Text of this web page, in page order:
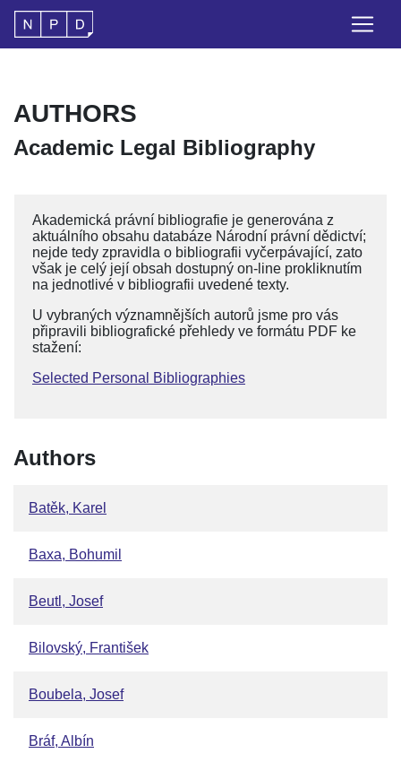
AUTHORS
Academic Legal Bibliography
Akademická právní bibliografie je generována z
aktuálního obsahu databáze Národní právní dědictví;
nejde tedy zpravidla o bibliografii vyčerpávající, zato
však je celý její obsah dostupný on-line prokliknutím
na jednotlivé v bibliografii uvedené texty.
U vybraných významnějších autorů jsme pro vás
připravili bibliografické přehledy ve formátu PDF ke
stažení:
Selected Personal Bibliographies
Authors
Batěk, Karel
Baxa, Bohumil
Beutl, Josef
Bilovský, František
Boubela, Josef
Bráf, Albín